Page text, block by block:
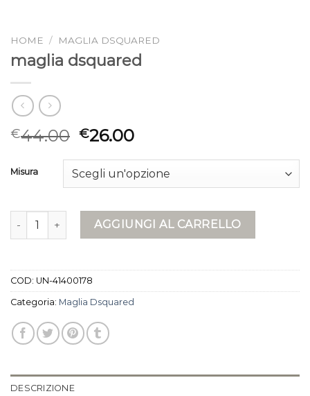
HOME / MAGLIA DSQUARED
maglia dsquared
€44.00 €26.00
Misura
maglia dsquared quantitàAGGIUNGI AL CARRELLO
COD: UN-41400178
Categoria: Maglia Dsquared
DESCRIZIONE